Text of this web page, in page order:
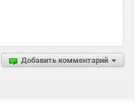
Добавить комментарий